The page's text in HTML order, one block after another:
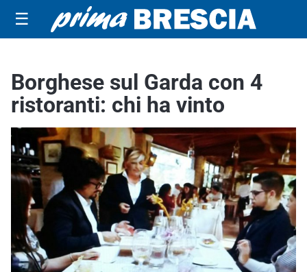
☰
Borghese sul Garda con 4
ristoranti: chi ha vinto